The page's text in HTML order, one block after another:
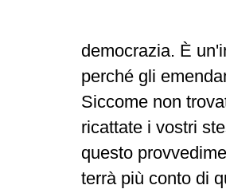
democrazia. È
perché gli
Siccome non
ricattate i vostri
questo
terrà più conto di